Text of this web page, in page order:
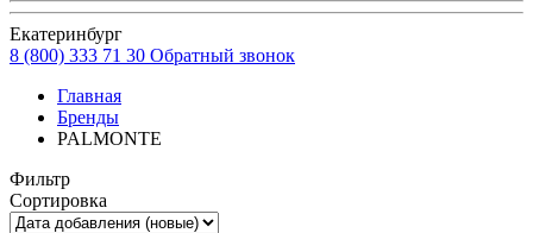
Екатеринбург
8 (800) 333 71 30 Обратный звонок
Главная
Бренды
PALMONTE
Фильтр
Сортировка